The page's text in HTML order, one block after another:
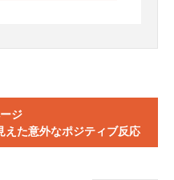
ジ
た意外なポジティブ反応